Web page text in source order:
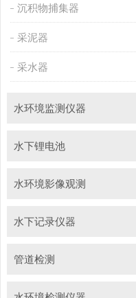
沉积物捕集器
采泥器
采水器
水环境监测仪器
水下锂电池
水环境影像观测
水下记录仪器
管道检测